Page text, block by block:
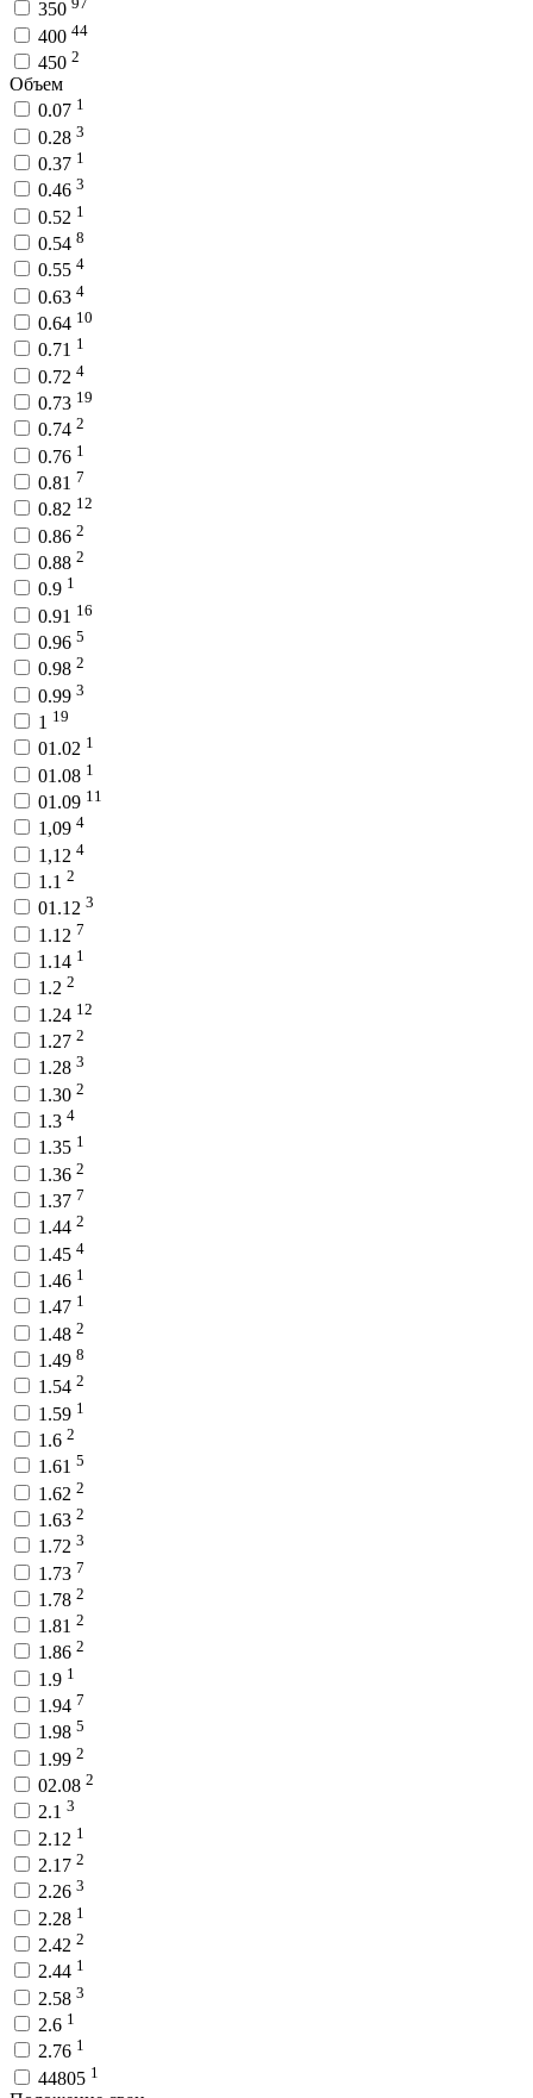
350
400 44
450 2
Объем
0.07 1
0.28 3
0.37 1
0.46 3
0.52 1
0.54 8
0.55 4
0.63 4
0.64 10
0.71 1
0.72 4
0.73 19
0.74 2
0.76 1
0.81 7
0.82 12
0.86 2
0.88 2
0.9 1
0.91 16
0.96 5
0.98 2
0.99 3
1 19
01.02 1
01.08 1
01.09 11
1,09 4
1,12 4
1.1 2
01.12 3
1.12 7
1.14 1
1.2 2
1.24 12
1.27 2
1.28 3
1.30 2
1.3 4
1.35 1
1.36 2
1.37 7
1.44 2
1.45 4
1.46 1
1.47 1
1.48 2
1.49 8
1.54 2
1.59 1
1.6 2
1.61 5
1.62 2
1.63 2
1.72 3
1.73 7
1.78 2
1.81 2
1.86 2
1.9 1
1.94 7
1.98 5
1.99 2
02.08 2
2.1 3
2.12 1
2.17 2
2.26 3
2.28 1
2.42 2
2.44 1
2.58 3
2.6 1
2.76 1
44805 1